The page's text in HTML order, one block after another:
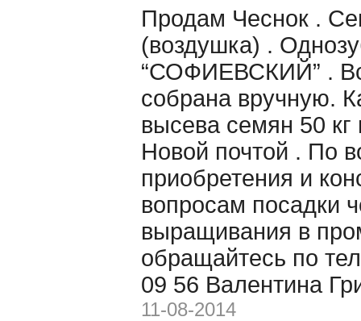
Продам Чеснок .
(воздушка) .
“СОФИЕВСКИЙ” .
собрана вручную.
высева семян 50 кг
Новой почтой . По
приобретения и
вопросам посадки
выращивания в
обращайтесь по
09 56 Валентина
11-08-2014